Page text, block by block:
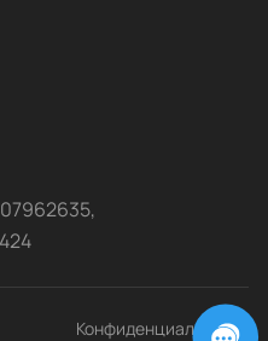
Конфиденциальность